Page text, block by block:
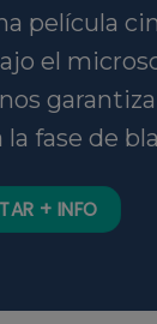
película
el
fase de
+ INFO